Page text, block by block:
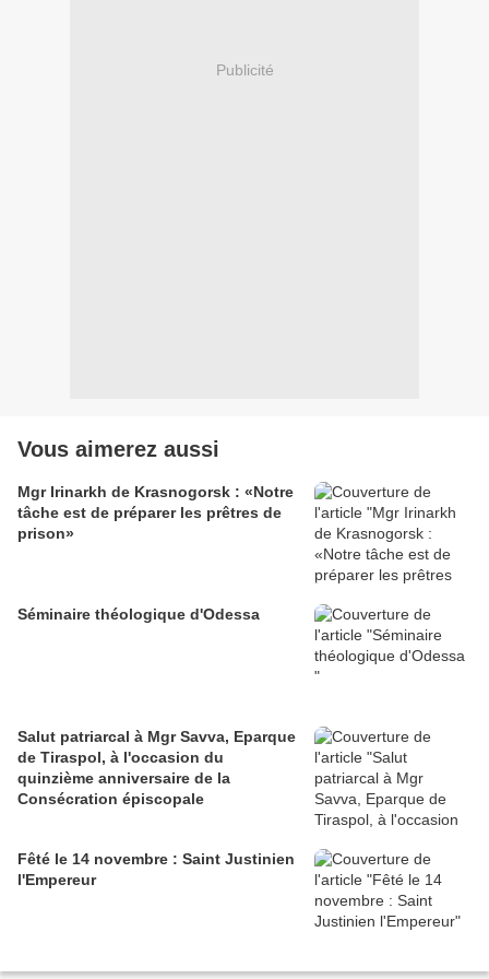
Publicité
Vous aimerez aussi
Mgr Irinarkh de Krasnogorsk : «Notre
tâche est de préparer les prêtres de
prison»
Séminaire théologique d'Odessa
Salut patriarcal à Mgr Savva, Eparque
de Tiraspol, à l'occasion du
quinzième anniversaire de la
Consécration épiscopale
Fêté le 14 novembre : Saint Justinien
l'Empereur